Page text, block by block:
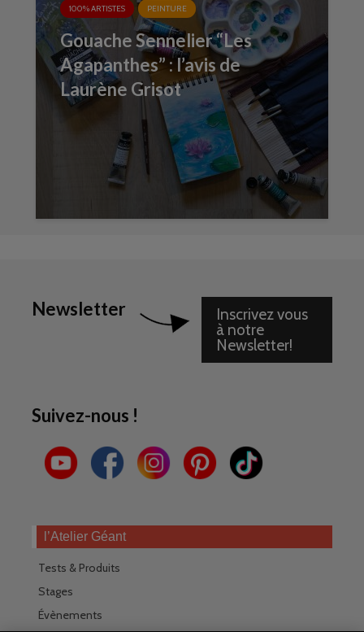
100% ARTISTES PEINTURE
Gouache Sennelier “Les
Agapanthes” : l’avis de
Laurène Grisot
Newsletter
Inscrivez vous
à notre
Newsletter!
Suivez-nous !
l’Atelier Géant
Tests & Produits
Stages
Évènements